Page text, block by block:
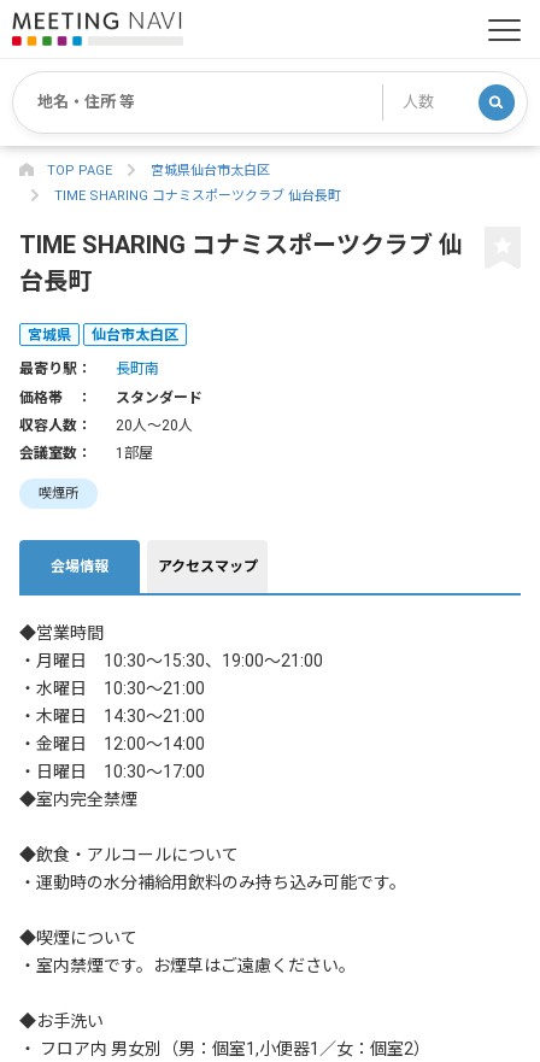
TOP PAGE
宮城県仙台市太白区
TIME SHARING コナミスポーツクラブ 仙台長町
TIME SHARING コナミスポーツクラブ 仙
台長町
宮城県 仙台市太白区
最寄り駅：
長町南
価格帯 ：
スタンダード
収容人数：
20人〜20人
会議室数：
1部屋
喫煙所
会場情報 アクセスマップ
◆営業時間
・月曜日　10:30～15:30、19:00～21:00
・水曜日　10:30～21:00
・木曜日　14:30～21:00
・金曜日　12:00～14:00
・日曜日　10:30～17:00
◆室内完全禁煙
◆飲食・アルコールについて
・運動時の水分補給用飲料のみ持ち込み可能です。
◆喫煙について
・室内禁煙です。お煙草はご遠慮ください。
◆お手洗い
・ フロア内 男女別（男：個室1,小便器1／女：個室2）